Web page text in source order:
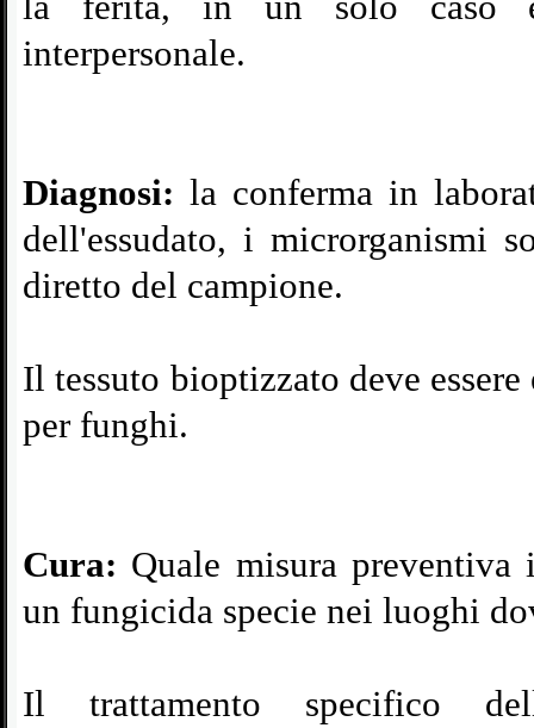
interpersonale.
Diagnosi: la conferma in
dell'essudato, i microrganismi
diretto del campione.
Il tessuto bioptizzato deve
per funghi.
Cura: Quale misura preventiva
un fungicida specie nei luoghi
Il trattamento specifico